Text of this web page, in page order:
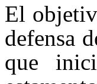
El
defensa
que